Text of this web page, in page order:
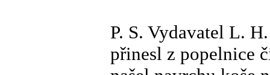
P. S. Vydavatel L.
přinesl z popelnice